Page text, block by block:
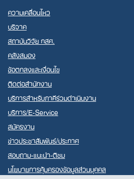
ความเคลื่อนไหว
บริจาค
สถาบันวิจัย กสศ.
คลังสมอง
ข้อตกลงและเงื่อนไข
ติดต่อสำนักงาน
บริการสำหรับภาคีร่วมดำเนินงาน
บริการ/E-Service
สมัครงาน
ข่าวประชาสัมพันธ์/ประกาศ
สอบถาม-แนะนำ-ติชม
นโยบายการคุ้มครองข้อมูลส่วนบุคคล